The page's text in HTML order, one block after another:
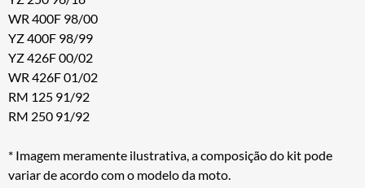
WR 400F 98/00
YZ 400F 98/99
YZ 426F 00/02
WR 426F 01/02
RM 125 91/92
RM 250 91/92
* Imagem meramente ilustrativa, a composição do kit pode
variar de acordo com o modelo da moto.